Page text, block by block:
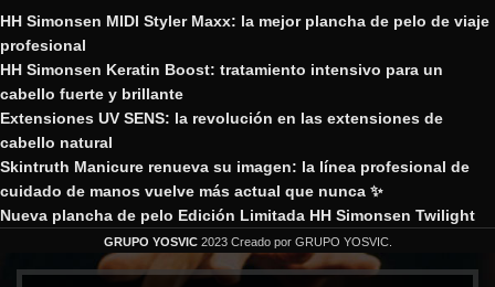
HH Simonsen MIDI Styler Maxx: la mejor plancha de pelo de viaje
profesional
HH Simonsen Keratin Boost: tratamiento intensivo para un
cabello fuerte y brillante
Extensiones UV SENS: la revolución en las extensiones de
cabello natural
Skintruth Manicure renueva su imagen: la línea profesional de
cuidado de manos vuelve más actual que nunca ✨
Nueva plancha de pelo Edición Limitada HH Simonsen Twilight
GRUPO YOSVIC 2023 Creado por GRUPO YOSVIC.